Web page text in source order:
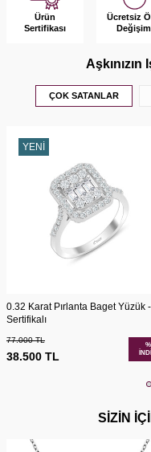
Ürün
Sertifikası
Ücretsiz
Aşkınızın
ÇOK SATANLAR
YENI
0.32 Karat Pırlanta Baget Yüzük
Sertifikalı
77.000TL
38.500 TL
%
SİZİN